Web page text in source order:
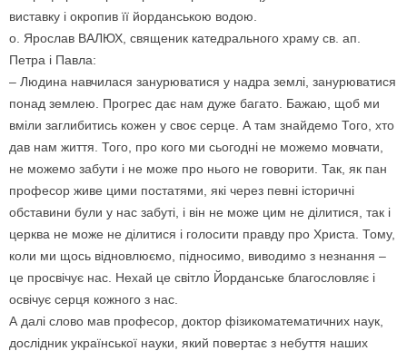
виставку і окропив її йорданською водою.
о. Ярослав ВАЛЮХ, священик катедрального храму св. ап.
Петра і Павла:
– Людина навчилася занурюватися у надра землі, занурюватися
понад землею. Прогрес дає нам дуже багато. Бажаю, щоб ми
вміли заглибитись кожен у своє серце. А там знайдемо Того, хто
дав нам життя. Того, про кого ми сьогодні не можемо мовчати,
не можемо забути і не може про нього не говорити. Так, як пан
професор живе цими постатями, які через певні історичні
обставини були у нас забуті, і він не може цим не ділитися, так і
церква не може не ділитися і голосити правду про Христа. Тому,
коли ми щось відновлюємо, підносимо, виводимо з незнання –
це просвічує нас. Нехай це світло Йорданське благословляє і
освічує серця кожного з нас.
А далі слово мав професор, доктор фізикоматематичних наук,
дослідник української науки, який повертає з небуття наших